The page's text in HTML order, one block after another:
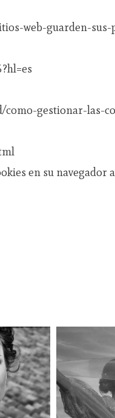
web-guarden-
como-gestionar-las-
en su navegador